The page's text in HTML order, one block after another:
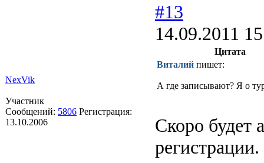
NexVik
Участник
Сообщений: 5806 Регистрация:
13.10.2006
#13
14.09.2011
Цитата
Виталий пишет:
А где записывают? Я о
Скоро будет